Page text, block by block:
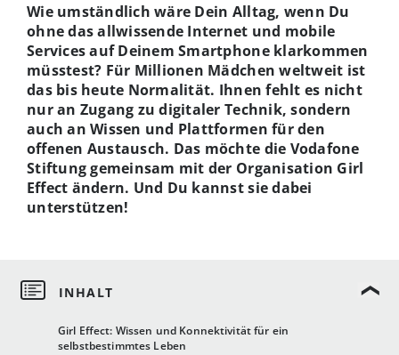
Girl Effect: Wissen und Konnektivität für ein
selbstbestimmtes Leben
Wie umständlich wäre Dein Alltag, wenn Du
ohne das allwissende Internet und mobile
Services auf Deinem Smartphone klarkommen
müsstest? Für Millionen Mädchen weltweit ist
das bis heute Normalität. Ihnen fehlt es nicht
nur an Zugang zu digitaler Technik, sondern
auch an Wissen und Plattformen für den
offenen Austausch. Das möchte die Vodafone
Stiftung gemeinsam mit der Organisation Girl
Effect ändern. Und Du kannst sie dabei
unterstützen!